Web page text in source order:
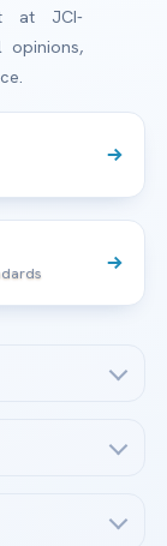
at JCI-
opinions,